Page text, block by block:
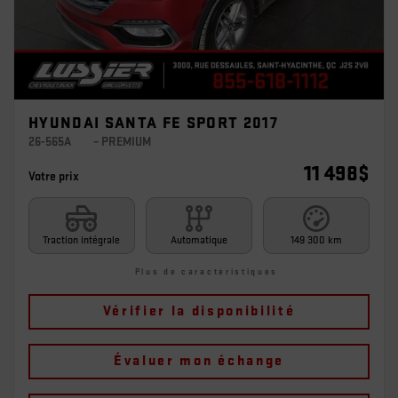
HYUNDAI SANTA FE SPORT 2017
26-565A – PREMIUM
Votre prix 11 498$
Traction intégrale Automatique 149 300 km
Plus de caractéristiques
Vérifier la disponibilité
Évaluer mon échange